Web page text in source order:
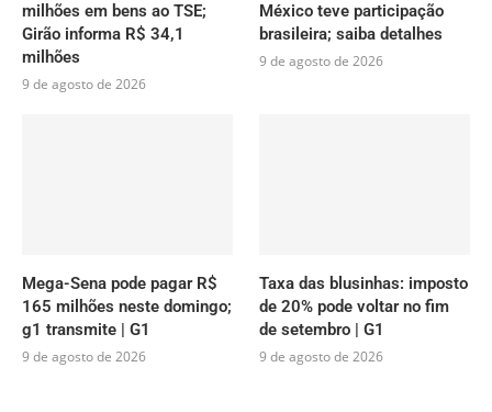
milhões em bens ao TSE;
Girão informa R$ 34,1
milhões
9 de agosto de 2026
México teve participação
brasileira; saiba detalhes
9 de agosto de 2026
Mega-Sena pode pagar R$
165 milhões neste domingo;
g1 transmite | G1
9 de agosto de 2026
Taxa das blusinhas: imposto
de 20% pode voltar no fim
de setembro | G1
9 de agosto de 2026